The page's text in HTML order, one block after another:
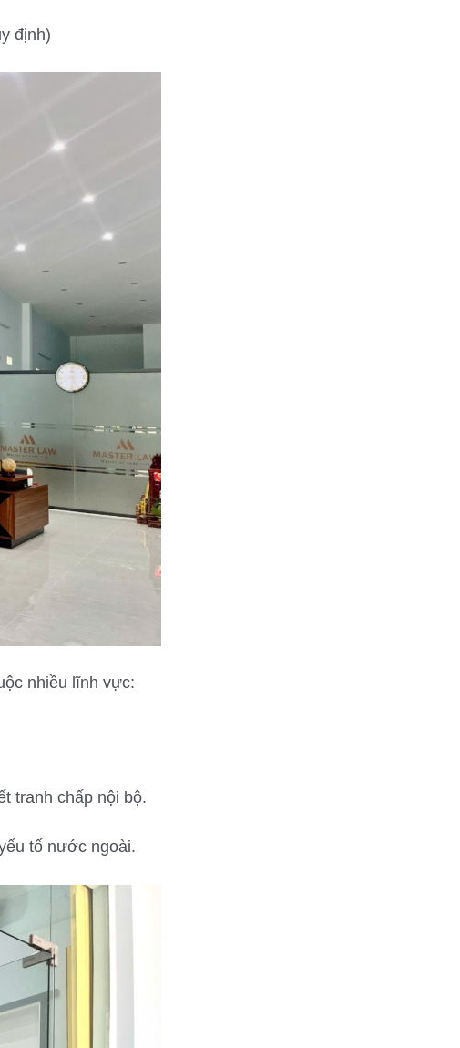
định)
nhiều lĩnh vực:
tranh chấp nội bộ.
tố nước ngoài.